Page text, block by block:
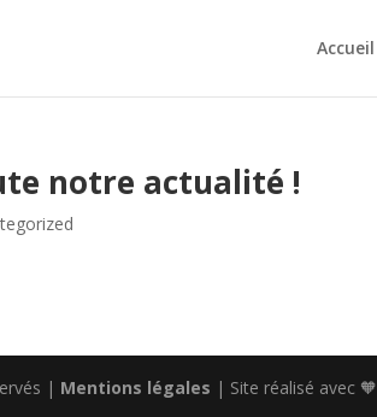
Accueil
notre actualité !
| Mentions légales | Site réalisé avec 🧡